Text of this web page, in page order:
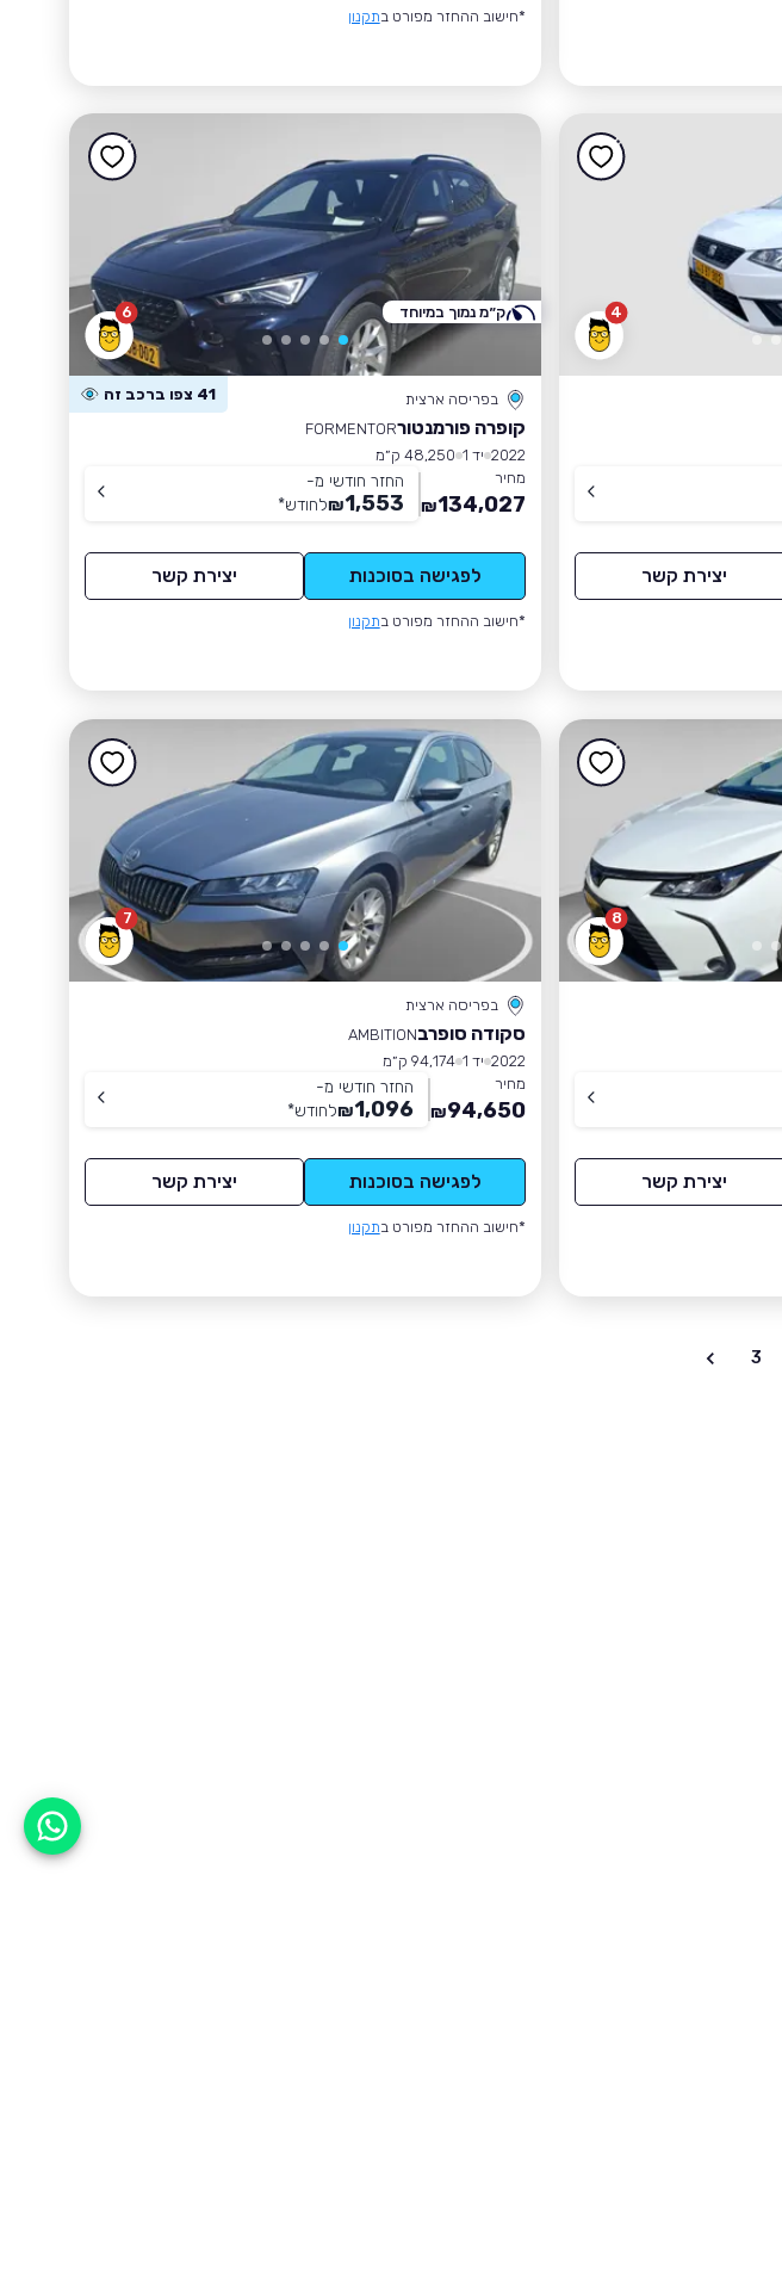
*חישוב ההחזר מפורט בתקנון
4
יצירת קשר
6
בפריסה ארצית 41 צפו ברכב זה
קופרה פורמנטורFORMENTOR
2022 יד 1
48,250 ק״מ
מחיר
134,027
₪
החזר חודשי מ-
1,553
₪לחודש*
לפגישה בסוכנות יצירת קשר
*חישוב ההחזר מפורט בתקנון
ק״מ נמוך במיוחד
8
יצירת קשר
7
בפריסה ארצית
סקודה סופרבAMBITION
2022 יד 1
94,174 ק״מ
מחיר
94,650
₪
החזר חודשי מ-
1,096
₪לחודש*
לפגישה בסוכנות יצירת קשר
*חישוב ההחזר מפורט בתקנון
3
אפשר לעזור?